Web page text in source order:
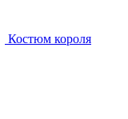
Костюм короля